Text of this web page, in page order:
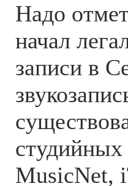
Надо
начал
записи в
студийных
MusicNet,